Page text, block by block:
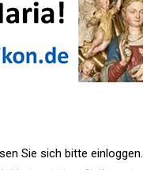
Sie sich bitte einloggen.